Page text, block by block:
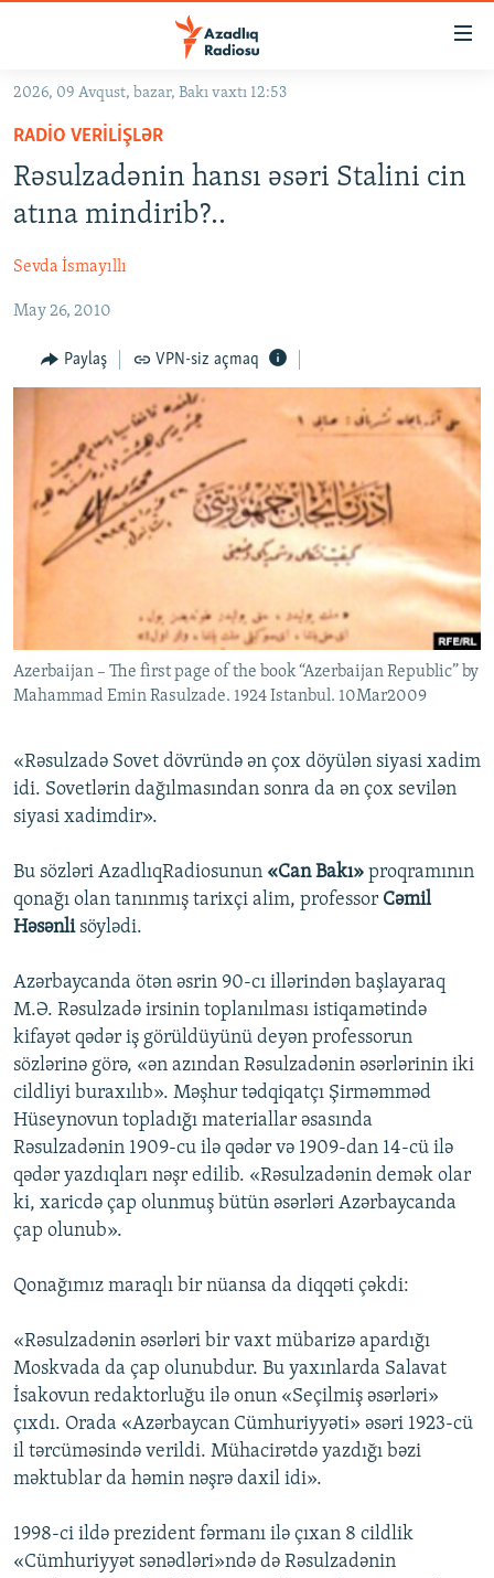
Əsas
qayıt
Əsas
qayıt
Axtarışa
GÜNDƏM
#İZAHLA
KORRUPSIOMETR
FƏRQƏ BAX
QANUNI DOĞRU
ARAŞDIRMA
FOTOQALEREYA
İNFOQRAFIKA
KARIKATURA
RADIO ARXIV
OXU ZALI
AZƏRBAYCAN ƏDƏBIYYATI KITABXANASI
İSLAM VƏ DEMOKRATIYA
HAQQIMIZDA
MISSIYAMIZ
PEŞƏ ETIKASI VƏ JURNALISTIKA STANDARTLARIMIZ
AZADLIQRADIOSU MOBIL TELEFONUNUZDA
BIZIMLƏ ƏLAQƏ
BIZI IZLƏ
RFE/RL-in bütün saytları
2026, 09 Avqust, bazar, Bakı vaxtı 12:53
RADIO VERILIŞLƏR
Rəsulzadənin hansı əsəri Stalini cin
atına mindirib?..
Sevda İsmayıllı
May 26, 2010
Paylaş VPN-siz açmaq
Azerbaijan – The first page of the book “Azerbaijan Republic” by
Mahammad Emin Rasulzade. 1924 Istanbul. 10Mar2009
«Rəsulzadə Sovet dövründə ən çox döyülən siyasi xadim
idi. Sovetlərin dağılmasından sonra da ən çox sevilən
siyasi xadimdir».
Bu sözləri AzadlıqRadiosunun «Can Bakı» proqramının
qonağı olan tanınmış tarixçi alim, professor Cəmil
Həsənlisöylədi.
Azərbaycanda ötən əsrin 90-cı illərindən başlayaraq
M.Ə. Rəsulzadə irsinin toplanılması istiqamətində
kifayət qədər iş görüldüyünü deyən professorun
sözlərinə görə, «ən azından Rəsulzadənin əsərlərinin iki
cildliyi buraxılıb». Məşhur tədqiqatçı Şirməmməd
Hüseynovun topladığı materiallar əsasında
Rəsulzadənin 1909-cu ilə qədər və 1909-dan 14-cü ilə
qədər yazdıqları nəşr edilib. «Rəsulzadənin demək olar
ki, xaricdə çap olunmuş bütün əsərləri Azərbaycanda
çap olunub».
Qonağımız maraqlı bir nüansa da diqqəti çəkdi:
«Rəsulzadənin əsərləri bir vaxt mübarizə apardığı
Moskvada da çap olunubdur. Bu yaxınlarda Salavat
İsakovun redaktorluğu ilə onun «Seçilmiş əsərləri»
çıxdı. Orada «Azərbaycan Cümhuriyyəti» əsəri 1923-cü
il tərcüməsində verildi. Mühacirətdə yazdığı bəzi
məktublar da həmin nəşrə daxil idi».
1998-ci ildə prezident fərmanı ilə çıxan 8 cildlik
«Cümhuriyyət sənədləri»ndə də Rəsulzadənin